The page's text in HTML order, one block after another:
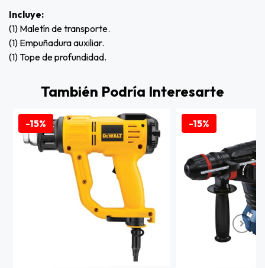
Incluye:
(1) Maletín de transporte.
(1) Empuñadura auxiliar.
(1) Tope de profundidad.
También Podría Interesarte
-15% -15%